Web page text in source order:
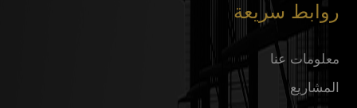
روابط سريعة
معلومات عنا
المشاريع